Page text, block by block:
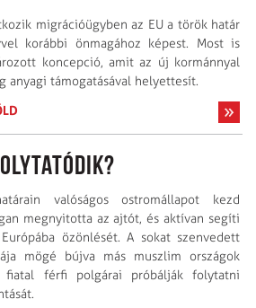
migrációügyben az EU a török határ
korábbi önmagához képest. Most is
koncepció, amit az új kormánnyal
anyagi támogatásával helyettesít.
valóságos ostromállapot kezd
megnyitotta az ajtót, és aktívan segíti
özönlését. A sokat szenvedett
mögé bújva más muszlim országok
fiatal férfi polgárai próbálják folytatni